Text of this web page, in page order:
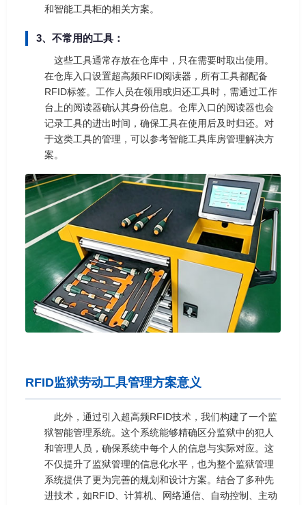
和智能工具柜的相关方案。
3、不常用的工具：
这些工具通常存放在仓库中，只在需要时取出使用。
在仓库入口设置超高频RFID阅读器，所有工具都配备
RFID标签。工作人员在领用或归还工具时，需通过工作
台上的阅读器确认其身份信息。仓库入口的阅读器也会
记录工具的进出时间，确保工具在使用后及时归还。对
于这类工具的管理，可以参考智能工具库房管理解决方
案。
RFID监狱劳动工具管理方案意义
此外，通过引入超高频RFID技术，我们构建了一个监
狱智能管理系统。这个系统能够精确区分监狱中的犯人
和管理人员，确保系统中每个人的信息与实际对应。这
不仅提升了监狱管理的信息化水平，也为整个监狱管理
系统提供了更为完善的规划和设计方案。结合了多种先
进技术，如RFID、计算机、网络通信、自动控制、主动